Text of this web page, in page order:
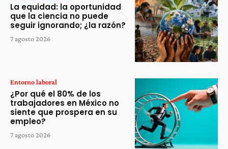
La equidad: la oportunidad
que la ciencia no puede
seguir ignorando; ¿la razón?
7 agosto 2026
Entorno laboral
¿Por qué el 80% de los
trabajadores en México no
siente que prospera en su
empleo?
7 agosto 2026